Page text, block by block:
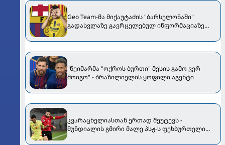
Geo Team-მა მიქაუტაძის "ბარსელონაში"
გადასვლაზე გავრცელებულ ინფორმაციაზე
"ნეიმარმა "ოქროს ბურთი" მესის გამო ვერ
მოიგო" - ბრაზილიელის ყოფილი აგენტი
კვარაცხელიასთან ერთად შეუტევს -
მუნდიალის გმირი მალე პსჟ-ს ფეხბურთელი